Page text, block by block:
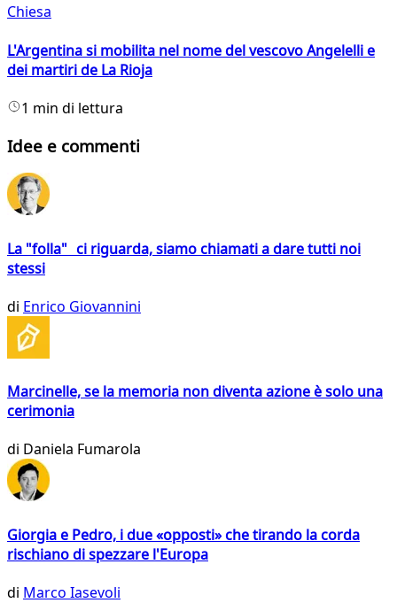
Chiesa
L'Argentina si mobilita nel nome del vescovo Angelelli e
dei martiri de La Rioja
1 min di lettura
Idee e commenti
La "folla" ci riguarda, siamo chiamati a dare tutti noi
stessi
di Enrico Giovannini
Marcinelle, se la memoria non diventa azione è solo una
cerimonia
di Daniela Fumarola
Giorgia e Pedro, i due «opposti» che tirando la corda
rischiano di spezzare l'Europa
di Marco Iasevoli